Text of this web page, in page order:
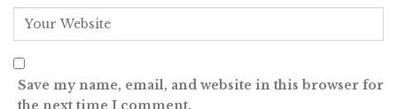
Save my name, email, and website in this browser for
the next time I comment.